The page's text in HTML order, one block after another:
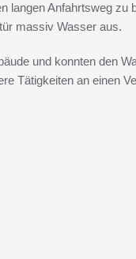
langen Anfahrtsweg
massiv Wasser aus.
und konnten den
Tätigkeiten an einen